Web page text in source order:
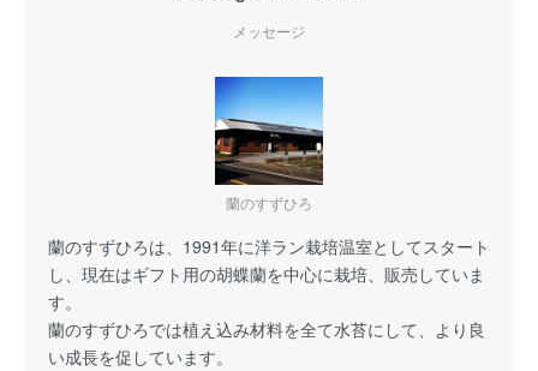
メッセージ
蘭のすずひろ
蘭のすずひろは、1991年に洋ラン栽培温室としてスタート
し、現在はギフト用の胡蝶蘭を中心に栽培、販売していま
す。
蘭のすずひろでは植え込み材料を全て水苔にして、より良
い成長を促しています。